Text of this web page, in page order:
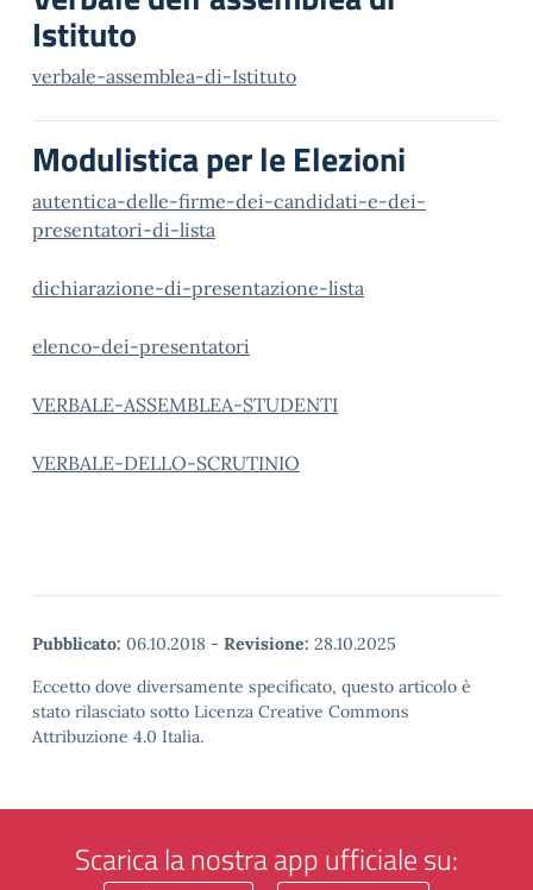
Istituto
verbale-assemblea-di-Istituto
Modulistica per le Elezioni
autentica-delle-firme-dei-candidati-e-dei-
presentatori-di-lista
dichiarazione-di-presentazione-lista
elenco-dei-presentatori
VERBALE-ASSEMBLEA-STUDENTI
VERBALE-DELLO-SCRUTINIO
Pubblicato: 06.10.2018 - Revisione: 28.10.2025
Eccetto dove diversamente specificato, questo articolo è
stato rilasciato sotto Licenza Creative Commons
Attribuzione 4.0 Italia.
Scarica la nostra app ufficiale su: